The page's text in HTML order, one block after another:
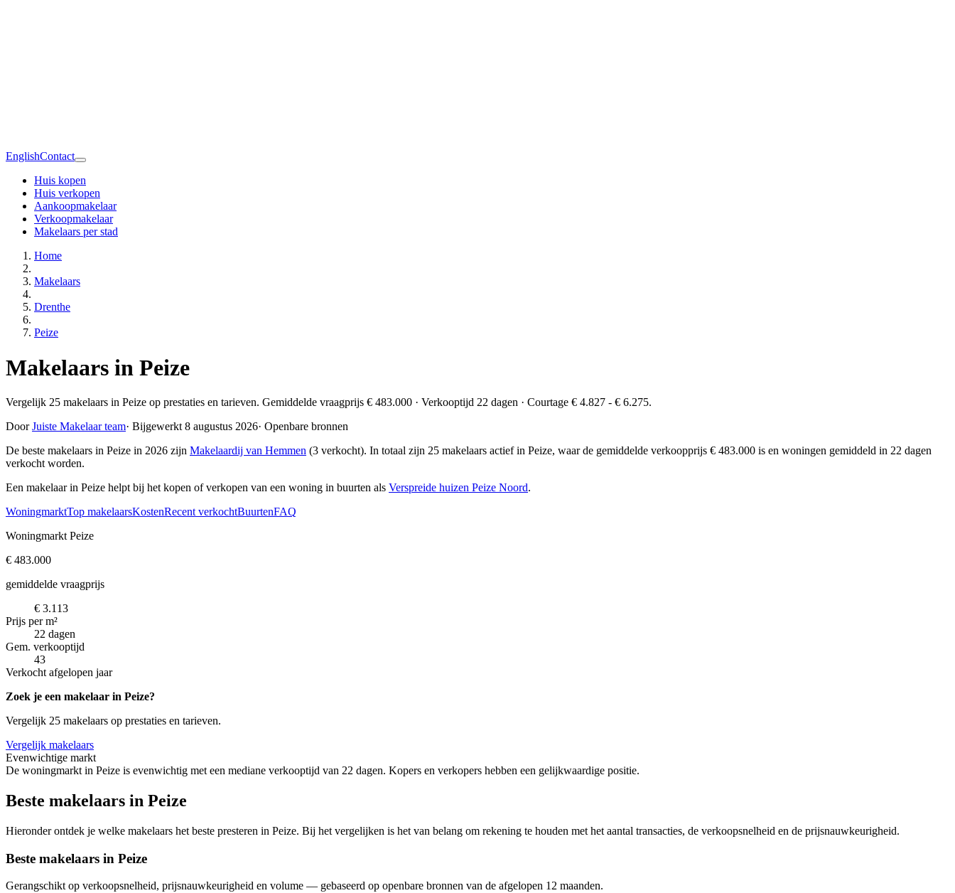
EnglishContact
Huis kopen
Huis verkopen
Aankoopmakelaar
Verkoopmakelaar
Makelaars per stad
Home
Makelaars
Drenthe
Peize
Makelaars in Peize
Vergelijk 25 makelaars in Peize op prestaties en tarieven. Gemiddelde vraagprijs € 483.000 · Verkooptijd 22 dagen · Courtage € 4.827 - € 6.275.
DoorJuiste Makelaar team· Bijgewerkt 8 augustus 2026· Openbare bronnen
De beste makelaars in Peize in 2026 zijn Makelaardij van Hemmen (3 verkocht). In totaal zijn 25 makelaars actief in Peize, waar de gemiddelde verkoopprijs € 483.000 is en woningen gemiddeld in 22 dagen
verkocht worden.
Een makelaar in Peize helpt bij het kopen of verkopen van een woning in buurten als Verspreide huizen Peize Noord.
WoningmarktTop makelaarsKostenRecent verkochtBuurtenFAQ
Woningmarkt Peize
€ 483.000
gemiddelde vraagprijs
€ 3.113
Prijs per m²
22 dagen
Gem. verkooptijd
43
Verkocht afgelopen jaar
Zoek je een makelaar in Peize?
Vergelijk 25 makelaars op prestaties en tarieven.
Vergelijk makelaars
Evenwichtige markt
De woningmarkt in Peize is evenwichtig met een mediane verkooptijd van 22 dagen. Kopers en verkopers hebben een gelijkwaardige positie.
Beste makelaars in Peize
Hieronder ontdek je welke makelaars het beste presteren in Peize. Bij het vergelijken is het van belang om rekening te houden met het aantal transacties, de verkoopsnelheid en de prijsnauwkeurigheid.
Beste makelaars in Peize
Gerangschikt op verkoopsnelheid, prijsnauwkeurigheid en volume — gebaseerd op openbare bronnen van de afgelopen 12 maanden.